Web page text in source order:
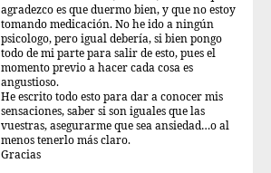
agradezco es que duermo bien, y que no estoy
tomando medicación. No he ido a ningún
psicologo, pero igual debería, si bien pongo
todo de mi parte para salir de esto, pues el
momento previo a hacer cada cosa es
angustioso.
He escrito todo esto para dar a conocer mis
sensaciones, saber si son iguales que las
vuestras, asegurarme que sea ansiedad…o al
menos tenerlo más claro.
Gracias